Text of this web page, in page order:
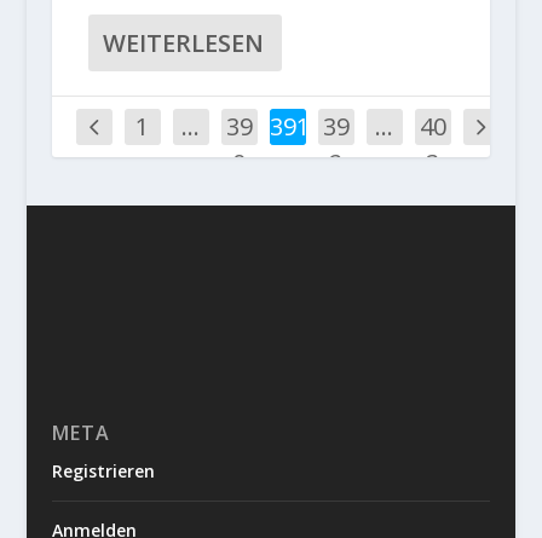
WEITERLESEN
1 …
39
0
391 39
2
…
40
3
META
Registrieren
Anmelden